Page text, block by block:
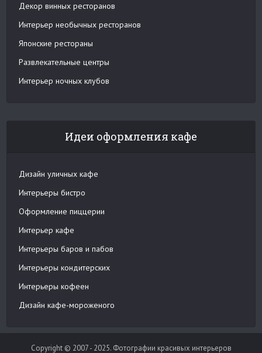
Декор винных ресторанов
Интерьер необычных ресторанов
Японские рестораны
Развлекательные центры
Интерьер ночных клубов
Идеи оформления кафе
Дизайн уличных кафе
Интерьеры бистро
Оформление пиццерии
Интерьер кафе
Интерьеры баров и пабов
Интерьеры кондитерских
Интерьеры кофеен
Дизайн кафе-мороженого
Copyright © 2007 - 2025. Фотографии красивых интерьеров